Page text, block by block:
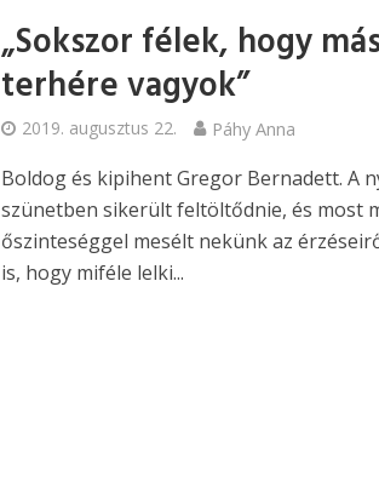
„Sokszor félek, hogy
terhére vagyok”
2019. augusztus 22. Páhy Anna
Boldog és kipihent Gregor Bernadett. A
szünetben sikerült feltöltődnie, és most
őszinteséggel mesélt nekünk az
is, hogy miféle lelki...